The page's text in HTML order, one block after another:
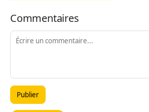
Commentaires
Publier